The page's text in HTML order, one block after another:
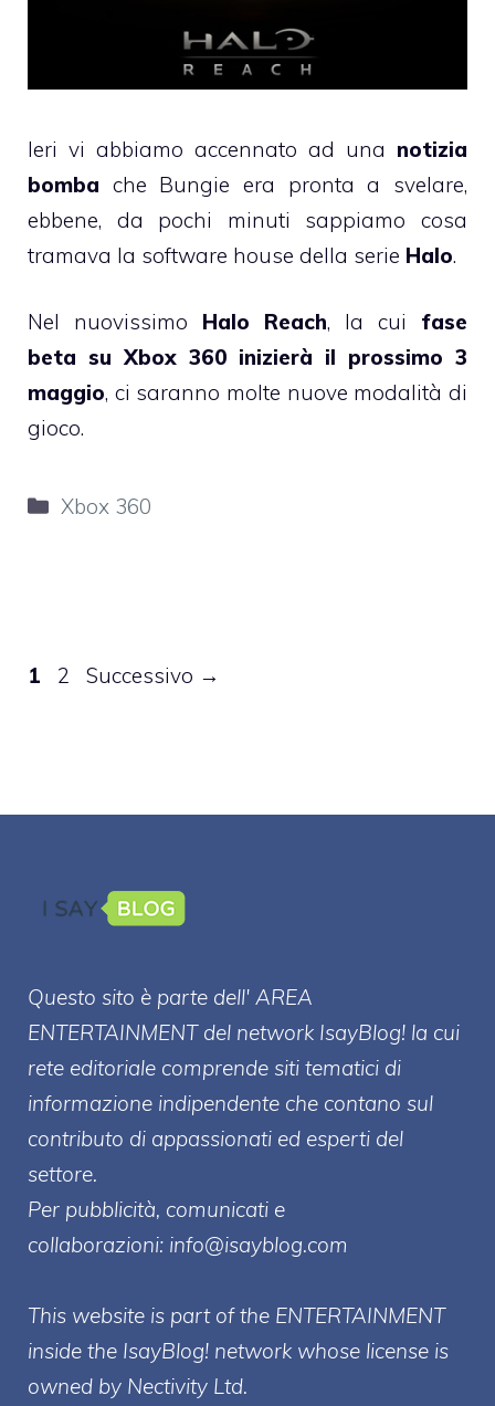
Ieri vi abbiamo accennato ad una notizia
bomba che Bungie era pronta a svelare,
ebbene, da pochi minuti sappiamo cosa
tramava la software house della serie Halo.
Nel nuovissimo Halo Reach, la cui fase
beta su Xbox 360 inizierà il prossimo 3
maggio, ci saranno molte nuove modalità di
gioco.
Categorie
Xbox 360
Pagina
1 Pagina
2 Successivo →
Questo sito è parte dell' AREA
ENTERTAINMENT del network IsayBlog! la cui
rete editoriale comprende siti tematici di
informazione indipendente che contano sul
contributo di appassionati ed esperti del
settore.
Per pubblicità, comunicati e
collaborazioni: info@isayblog.com
This website is part of the ENTERTAINMENT
inside the IsayBlog! network whose license is
owned by Nectivity Ltd.